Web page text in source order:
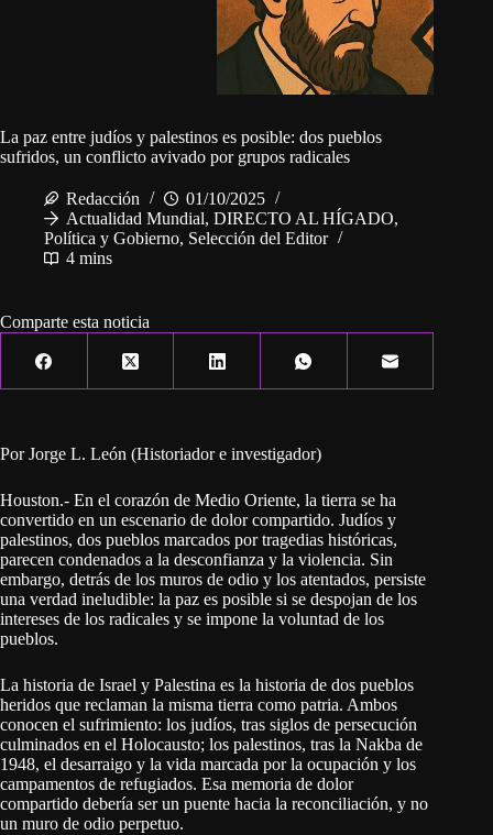
La paz entre judíos y palestinos es posible: dos pueblos
sufridos, un conflicto avivado por grupos radicales
Redacción
01/10/2025
Actualidad Mundial, DIRECTO AL HÍGADO,
Política y Gobierno, Selección del Editor
4 mins
Comparte esta noticia
Por Jorge L. León (Historiador e investigador)
Houston.- En el corazón de Medio Oriente, la tierra se ha
convertido en un escenario de dolor compartido. Judíos y
palestinos, dos pueblos marcados por tragedias históricas,
parecen condenados a la desconfianza y la violencia. Sin
embargo, detrás de los muros de odio y los atentados, persiste
una verdad ineludible: la paz es posible si se despojan de los
intereses de los radicales y se impone la voluntad de los
pueblos.
La historia de Israel y Palestina es la historia de dos pueblos
heridos que reclaman la misma tierra como patria. Ambos
conocen el sufrimiento: los judíos, tras siglos de persecución
culminados en el Holocausto; los palestinos, tras la Nakba de
1948, el desarraigo y la vida marcada por la ocupación y los
campamentos de refugiados. Esa memoria de dolor
compartido debería ser un puente hacia la reconciliación, y no
un muro de odio perpetuo.